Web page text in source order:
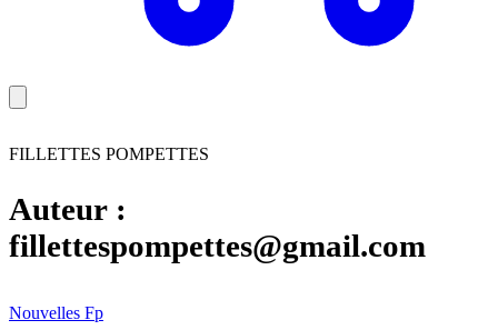
FILLETTES POMPETTES
Auteur :
fillettespompettes@gmail.com
Nouvelles Fp